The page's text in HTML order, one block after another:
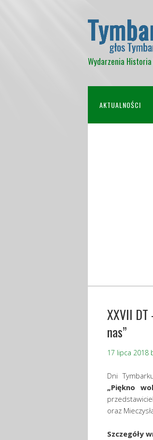
Wydarzenia
AKTUALNOŚCI
XXVII DT
nas”
17 lipca 2018
Dni
„Piękno
oraz
Szczegóły